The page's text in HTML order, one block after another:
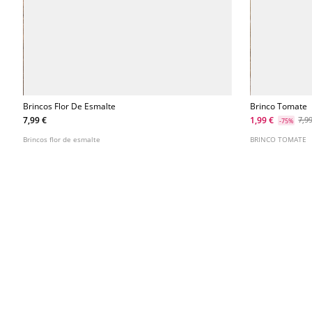
Brincos Flor De Esmalte
7,99 €
Brincos flor de esmalte
Brinco Tomate
1,99 €
-75%
BRINCO TOMATE